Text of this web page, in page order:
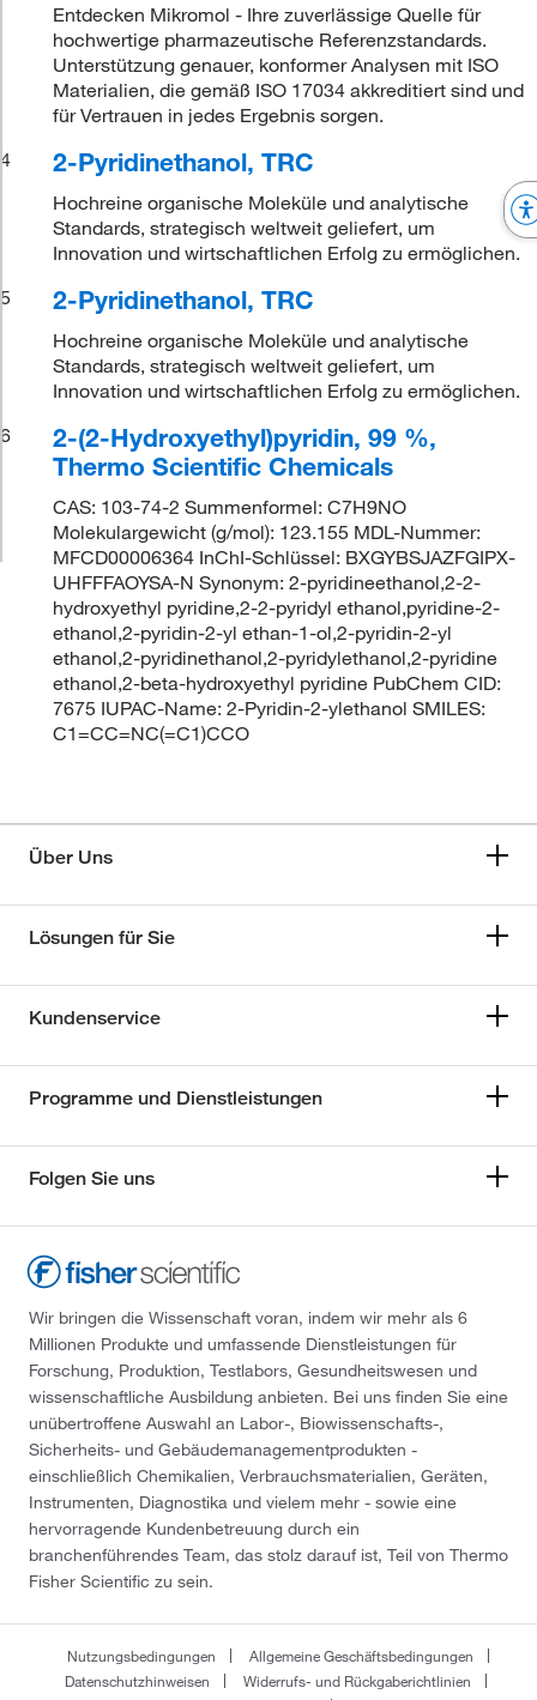
Entdecken Mikromol - Ihre zuverlässige Quelle für
hochwertige pharmazeutische Referenzstandards.
Unterstützung genauer, konformer Analysen mit ISO
Materialien, die gemäß ISO 17034 akkreditiert sind und
für Vertrauen in jedes Ergebnis sorgen.
4
2-Pyridinethanol, TRC
Hochreine organische Moleküle und analytische
Standards, strategisch weltweit geliefert, um
Innovation und wirtschaftlichen Erfolg zu ermöglichen.
5
2-Pyridinethanol, TRC
Hochreine organische Moleküle und analytische
Standards, strategisch weltweit geliefert, um
Innovation und wirtschaftlichen Erfolg zu ermöglichen.
6
2-(2-Hydroxyethyl)pyridin, 99 %,
Thermo Scientific Chemicals
CAS: 103-74-2 Summenformel: C7H9NO
Molekulargewicht (g/mol): 123.155 MDL-Nummer:
MFCD00006364 InChI-Schlüssel: BXGYBSJAZFGIPX-
UHFFFAOYSA-N Synonym: 2-pyridineethanol,2-2-
hydroxyethyl pyridine,2-2-pyridyl ethanol,pyridine-2-
ethanol,2-pyridin-2-yl ethan-1-ol,2-pyridin-2-yl
ethanol,2-pyridinethanol,2-pyridylethanol,2-pyridine
ethanol,2-beta-hydroxyethyl pyridine PubChem CID:
7675 IUPAC-Name: 2-Pyridin-2-ylethanol SMILES:
C1=CC=NC(=C1)CCO
Über Uns
Lösungen für Sie
Kundenservice
Programme und Dienstleistungen
Folgen Sie uns
Wir bringen die Wissenschaft voran, indem wir mehr als 6
Millionen Produkte und umfassende Dienstleistungen für
Forschung, Produktion, Testlabors, Gesundheitswesen und
wissenschaftliche Ausbildung anbieten. Bei uns finden Sie eine
unübertroffene Auswahl an Labor-, Biowissenschafts-,
Sicherheits- und Gebäudemanagementprodukten -
einschließlich Chemikalien, Verbrauchsmaterialien, Geräten,
Instrumenten, Diagnostika und vielem mehr - sowie eine
hervorragende Kundenbetreuung durch ein
branchenführendes Team, das stolz darauf ist, Teil von Thermo
Fisher Scientific zu sein.
Nutzungsbedingungen
Allgemeine Geschäftsbedingungen
Datenschutzhinweisen
Widerrufs- und Rückgaberichtlinien